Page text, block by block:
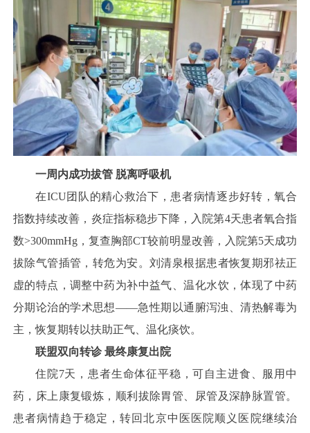
一周内成功拔管 脱离呼吸机
在ICU团队的精心救治下，患者病情逐步好转，氧合
指数持续改善，炎症指标稳步下降，入院第4天患者氧合指
数>300mmHg，复查胸部CT较前明显改善，入院第5天成功
拔除气管插管，转危为安。刘清泉根据患者恢复期邪祛正
虚的特点，调整中药为补中益气、温化水饮，体现了中药
分期论治的学术思想——急性期以通腑泻浊、清热解毒为
主，恢复期转以扶助正气、温化痰饮。
联盟双向转诊 最终康复出院
住院7天，患者生命体征平稳，可自主进食、服用中
药，床上康复锻炼，顺利拔除胃管、尿管及深静脉置管。
患者病情趋于稳定，转回北京中医医院顺义医院继续治